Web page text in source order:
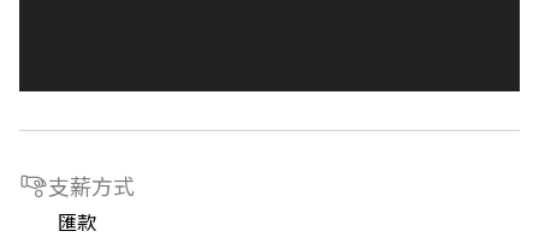
支薪方式
匯款